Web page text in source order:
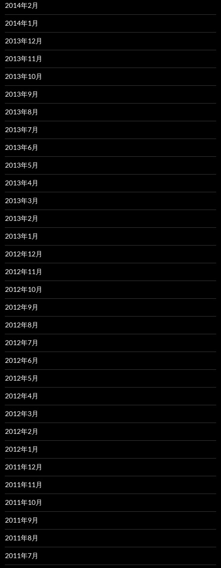
2014年2月
2014年1月
2013年12月
2013年11月
2013年10月
2013年9月
2013年8月
2013年7月
2013年6月
2013年5月
2013年4月
2013年3月
2013年2月
2013年1月
2012年12月
2012年11月
2012年10月
2012年9月
2012年8月
2012年7月
2012年6月
2012年5月
2012年4月
2012年3月
2012年2月
2012年1月
2011年12月
2011年11月
2011年10月
2011年9月
2011年8月
2011年7月